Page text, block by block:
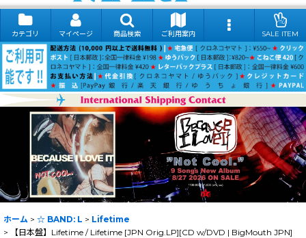
カテゴリ マイページ 商品検索 ご利用案内 SALE ITEM
ホーム > ☆ BAND: L > Lifetime
>
【日本盤】Lifetime / Lifetime [JPN Orig.LP][CD w/DVD | BigMouth JPN]